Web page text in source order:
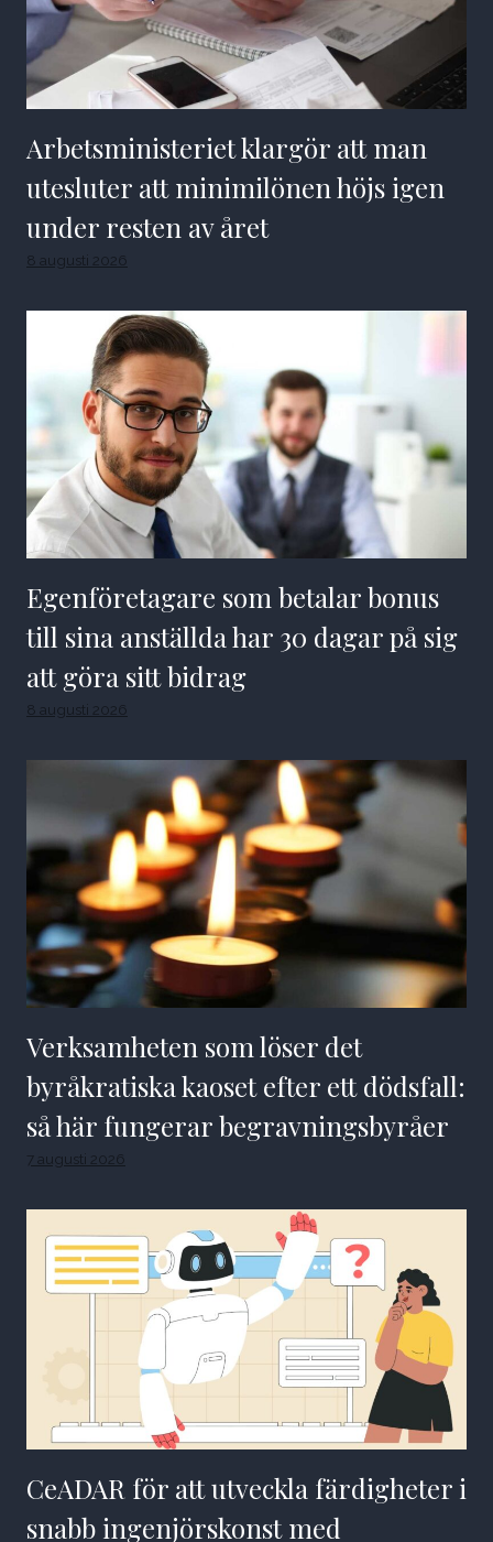
Arbetsministeriet klargör att man
utesluter att minimilönen höjs igen
under resten av året
8 augusti 2026
Egenföretagare som betalar bonus
till sina anställda har 30 dagar på sig
att göra sitt bidrag
8 augusti 2026
Verksamheten som löser det
byråkratiska kaoset efter ett dödsfall:
så här fungerar begravningsbyråer
7 augusti 2026
CeADAR för att utveckla färdigheter i
snabb ingenjörskonst med